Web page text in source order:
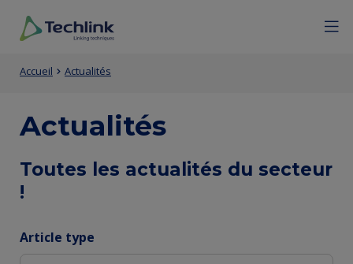
principal
menu
Contenu
la
principale
Entity
(Content)
Fil
Accueil Actualités
Actualités
Entity
view
Toutes les actualités du secteur
!
Article type
Facultatif